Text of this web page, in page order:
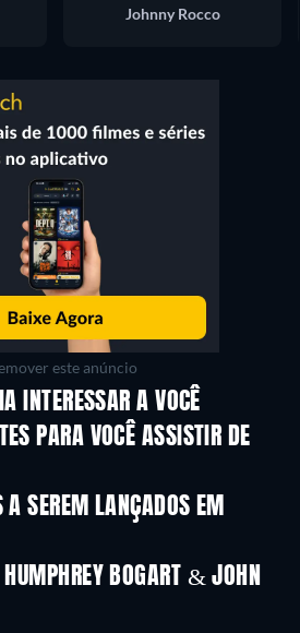
Johnny Rocco
este anúncio
INTERESSAR A VOCÊ
PARA VOCÊ ASSISTIR DE
A SEREM LANÇADOS EM
BOGART & JOHN